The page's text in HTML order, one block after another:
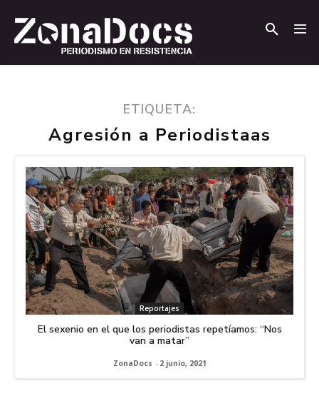
ETIQUETA:
Agresión a Periodistaas
Reportajes
El sexenio en el que los periodistas repetíamos: “Nos
van a matar”
ZonaDocs - 2 junio, 2021